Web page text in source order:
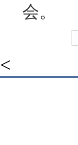
会。
<